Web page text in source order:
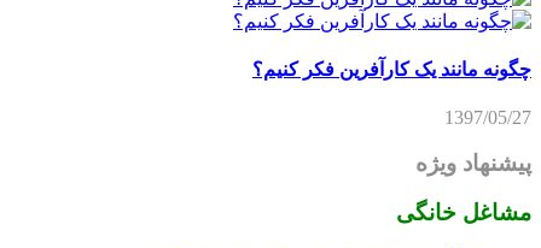
چگونه مانند یک کارآفرین فکر کنیم؟
1397/05/27
پیشنهاد ویژه
مشاغل خانگی